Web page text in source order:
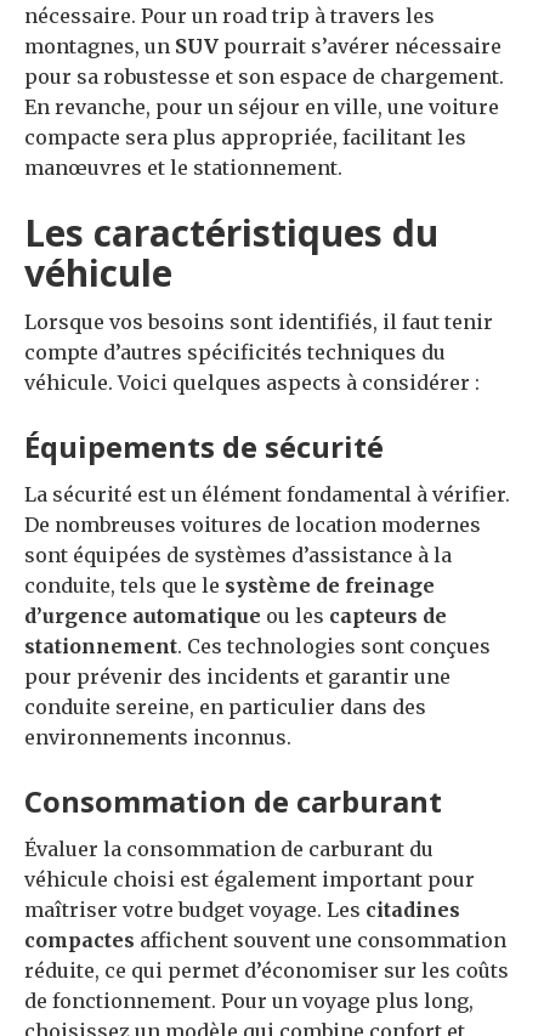
nécessaire. Pour un road trip à travers les
montagnes, un SUV pourrait s’avérer nécessaire
pour sa robustesse et son espace de chargement.
En revanche, pour un séjour en ville, une voiture
compacte sera plus appropriée, facilitant les
manœuvres et le stationnement.
Les caractéristiques du
véhicule
Lorsque vos besoins sont identifiés, il faut tenir
compte d’autres spécificités techniques du
véhicule. Voici quelques aspects à considérer :
Équipements de sécurité
La sécurité est un élément fondamental à vérifier.
De nombreuses voitures de location modernes
sont équipées de systèmes d’assistance à la
conduite, tels que le système de freinage
d’urgence automatique ou les capteurs de
stationnement. Ces technologies sont conçues
pour prévenir des incidents et garantir une
conduite sereine, en particulier dans des
environnements inconnus.
Consommation de carburant
Évaluer la consommation de carburant du
véhicule choisi est également important pour
maîtriser votre budget voyage. Les citadines
compactes affichent souvent une consommation
réduite, ce qui permet d’économiser sur les coûts
de fonctionnement. Pour un voyage plus long,
choisissez un modèle qui combine confort et